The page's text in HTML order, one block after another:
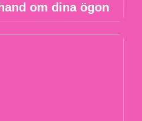
om dina ögon